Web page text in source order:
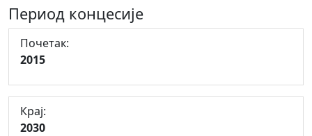
Период концесије
Почетак:
2015
Крај:
2030